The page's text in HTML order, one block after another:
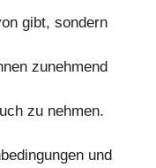
gibt, sondern
zunehmend
zu nehmen.
und